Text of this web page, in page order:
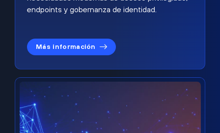
endpoints y gobernanza de identidad.
Más información